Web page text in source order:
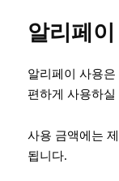
알리페
알리페이 사용
편하게 사용하
사용 금액에는
됩니다.